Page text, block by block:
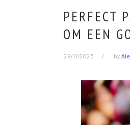
PERFECT
OM EEN
28/11/2025 by